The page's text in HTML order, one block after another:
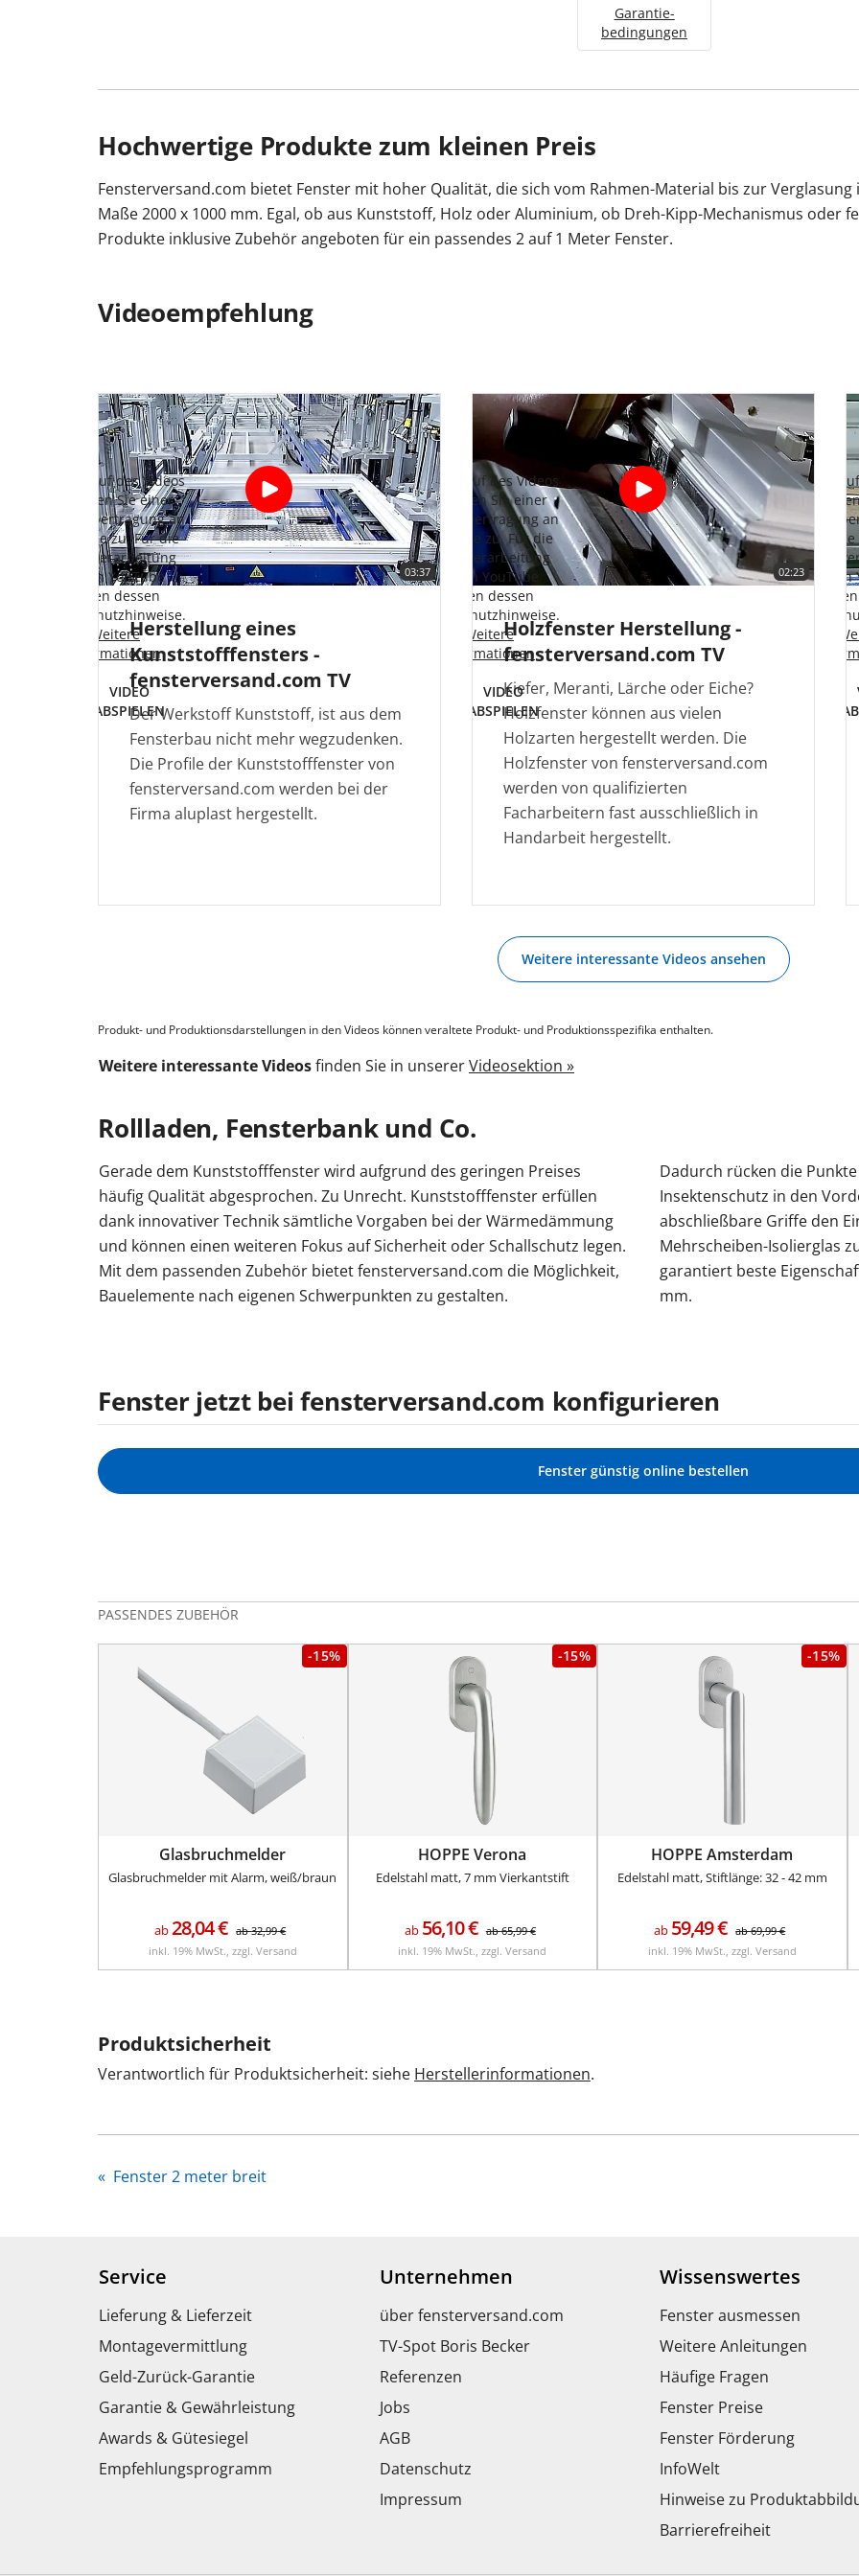
Garantie­
bedingungen
Hochwertige Produkte zum kleinen Preis
Fensterversand.com bietet Fenster mit hoher Qualität, die sich vom Rahmen-Material bis zur
Maße 2000 x 1000 mm. Egal, ob aus Kunststoff, Holz oder Aluminium, ob Dreh-Kipp-Mechanismus oder
Produkte inklusive Zubehör angeboten für ein passendes 2 auf 1 Meter Fenster.
Videoempfehlung
Mit Aufruf des Videos
stimmen Sie einer
Datenübertragung an
YouTube zu. Für die
Datenverarbeitung
durch YouTube
gelten dessen
Datenschutzhinweise.
Weitere
Informationen
VIDEO
ABSPIELEN
03:37
Herstellung eines
Kunststofffensters -
fensterversand.com TV
Der Werkstoff Kunststoff, ist aus dem
Fensterbau nicht mehr wegzudenken.
Die Profile der Kunststofffenster von
fensterversand.com werden bei der
Firma aluplast hergestellt.
Mit Aufruf des Videos
stimmen Sie einer
Datenübertragung an
YouTube zu. Für die
Datenverarbeitung
durch YouTube
gelten dessen
Datenschutzhinweise.
Weitere
Informationen
VIDEO
ABSPIELEN
02:23
Holzfenster Herstellung -
fensterversand.com TV
Kiefer, Meranti, Lärche oder Eiche?
Holzfenster können aus vielen
Holzarten hergestellt werden. Die
Holzfenster von fensterversand.com
werden von qualifizierten
Facharbeitern fast ausschließlich in
Handarbeit hergestellt.
Mit
durch
Weitere interessante Videos ansehen
Produkt- und Produktionsdarstellungen in den Videos können veraltete Produkt- und Produktionsspezifika enthalten.
Weitere interessante Videosfinden Sie in unsererVideosektion »
Rollladen, Fensterbank und Co.
Gerade dem Kunststofffenster wird aufgrund des geringen Preises
häufig Qualität abgesprochen. Zu Unrecht. Kunststofffenster erfüllen
dank innovativer Technik sämtliche Vorgaben bei der Wärmedämmung
und können einen weiteren Fokus auf Sicherheit oder Schallschutz legen.
Mit dem passenden Zubehör bietet fensterversand.com die Möglichkeit,
Bauelemente nach eigenen Schwerpunkten zu gestalten.
Dadurch rücken die
Insektenschutz in den
abschließbare Griffe den
Mehrscheiben-Isolierglas
garantiert beste
mm.
Fenster jetzt bei fensterversand.com konfigurieren
Fenster günstig online bestellen
PASSENDES ZUBEHÖR
-15%
Glasbruchmelder
Glasbruchmelder mit Alarm, weiß/braun
ab28,04€ ab32,99€
inkl. 19% MwSt., zzgl. Versand
-15%
HOPPE Verona
Edelstahl matt, 7 mm Vierkantstift
ab 56,10€ ab65,99€
inkl. 19% MwSt., zzgl. Versand
-15%
HOPPE Amsterdam
Edelstahl matt, Stiftlänge: 32 - 42 mm
ab 59,49€ ab69,99€
inkl. 19% MwSt., zzgl. Versand
Produktsicherheit
Verantwortlich für Produktsicherheit: siehe Herstellerinformationen.
« Fenster 2 meter breit
Service
Lieferung & Lieferzeit
Montagevermittlung
Geld-Zurück-Garantie
Garantie & Gewährleistung
Awards & Gütesiegel
Empfehlungsprogramm
Unternehmen
über fensterversand.com
TV-Spot Boris Becker
Referenzen
Jobs
AGB
Datenschutz
Impressum
Wissenswertes
Fenster ausmessen
Weitere Anleitungen
Häufige Fragen
Fenster Preise
Fenster Förderung
InfoWelt
Hinweise zu
Barrierefreiheit